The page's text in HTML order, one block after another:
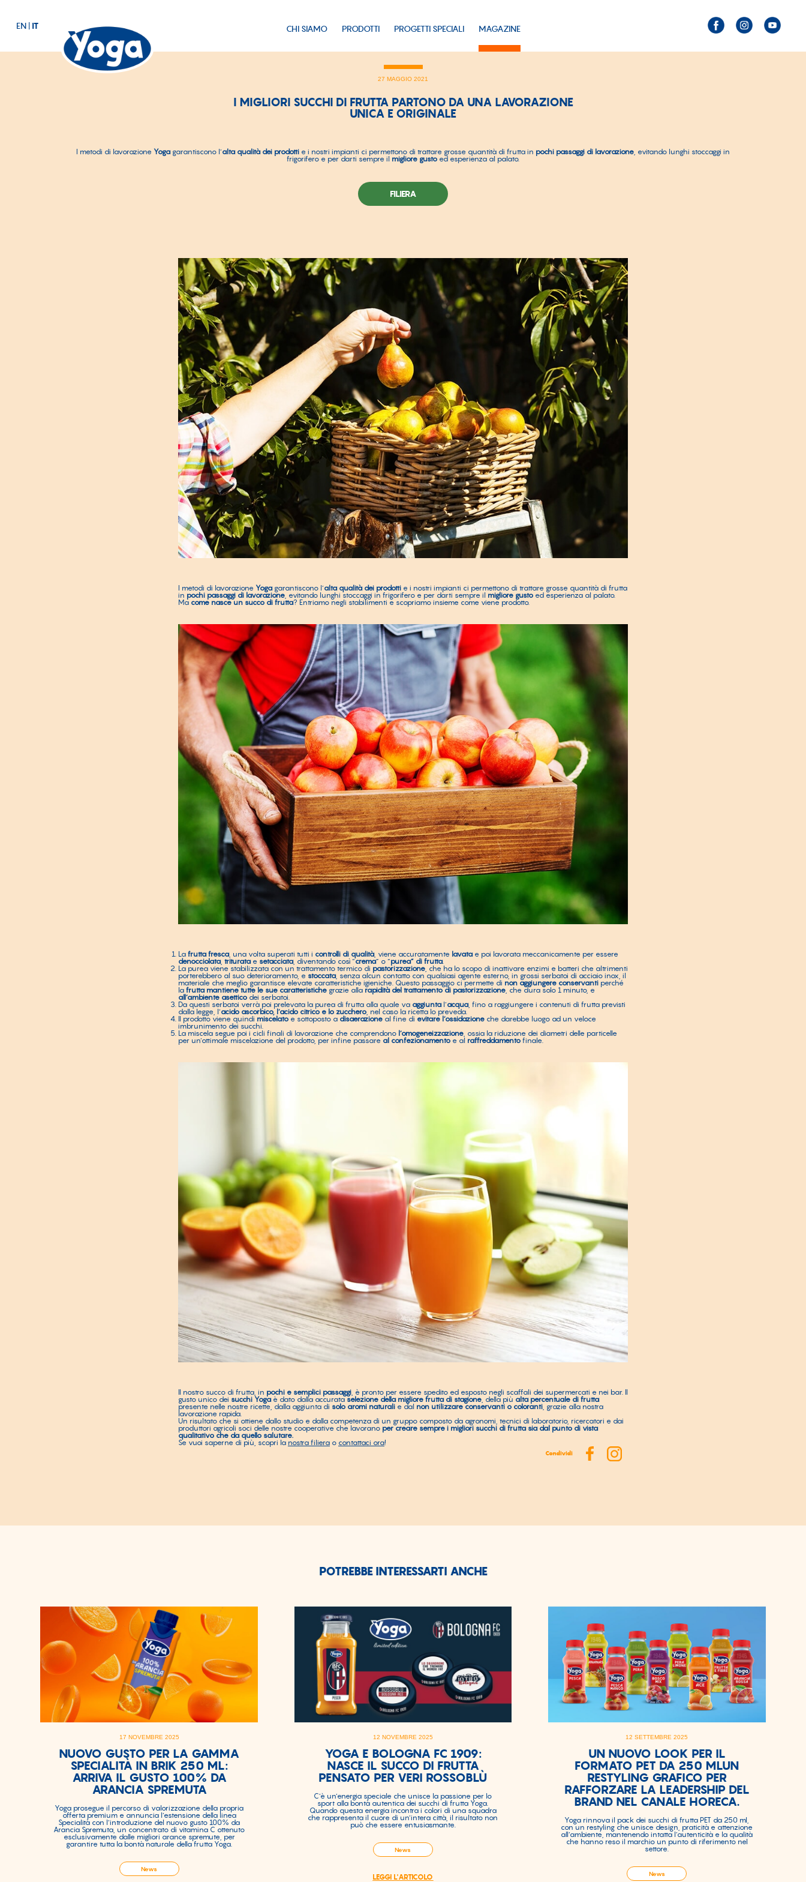
EN| IT CHI SIAMO PRODOTTI PROGETTI SPECIALI MAGAZINE
27 MAGGIO 2021
I MIGLIORI SUCCHI DI FRUTTA PARTONO DA UNA LAVORAZIONE
UNICA E ORIGINALE
I metodi di lavorazione Yogagarantiscono l’alta qualità dei prodotti e i nostri impianti ci permettono di trattare grosse quantità di frutta in pochi passaggi di lavorazione , evitando lunghi stoccaggi in
frigorifero e per darti sempre il migliore gusto ed esperienza al palato.
FILIERA
I metodi di lavorazione Yogagarantiscono l’alta qualità dei prodotti e i nostri impianti ci permettono di trattare grosse quantità di frutta
in pochi passaggi di lavorazione , evitando lunghi stoccaggi in frigorifero e per darti sempre il migliore gusto ed esperienza al palato.
Ma come nasce un succo di frutta? Entriamo negli stabilimenti e scopriamo insieme come viene prodotto.
La frutta fresca, una volta superati tutti i controlli di qualità, viene accuratamente lavatae poi lavorata meccanicamente per essere
denocciolata, trituratae setacciata, diventando così “crema” o “purea” di frutta.
La purea viene stabilizzata con un trattamento termico di pastorizzazione , che ha lo scopo di inattivare enzimi e batteri che altrimenti
porterebbero al suo deterioramento, e stoccata, senza alcun contatto con qualsiasi agente esterno, in grossi serbatoi di acciaio inox, il
materiale che meglio garantisce elevate caratteristiche igieniche. Questo passaggio ci permette di non aggiungere conservanti perché
la frutta mantiene tutte le sue caratteristiche grazie alla rapidità del trattamento di pastorizzazione , che dura solo 1 minuto, e
all’ambiente asettico dei serbatoi.
Da questi serbatoi verrà poi prelevata la purea di frutta alla quale va aggiunta l’acqua, fino a raggiungere i contenuti di frutta previsti
dalla legge, l’acido ascorbico, l’acido citrico e lo zucchero , nel caso la ricetta lo preveda.
Il prodotto viene quindi miscelato e sottoposto a disaerazione al fine di evitare l’ossidazione che darebbe luogo ad un veloce
imbrunimento dei succhi.
La miscela segue poi i cicli finali di lavorazione che comprendono l’omogeneizzazione , ossia la riduzione dei diametri delle particelle
per un’ottimale miscelazione del prodotto, per infine passare al confezionamento e al raffreddamento finale.
Il nostro succo di frutta, in pochi e semplici passaggi , è pronto per essere spedito ed esposto negli scaffali dei supermercati e nei bar. Il
gusto unico dei succhi Yogaè dato dalla accurataselezione della migliore frutta di stagione , della più alta percentuale di frutta
presente nelle nostre ricette, dalla aggiunta di solo aromi naturali e dal non utilizzare conservanti o coloranti , grazie alla nostra
lavorazione rapida.
Un risultato che si ottiene dallo studio e dalla competenza di un gruppo composto da agronomi, tecnici di laboratorio, ricercatori e dai
produttori agricoli soci delle nostre cooperative che lavorano per creare sempre i migliori succhi di frutta sia dal punto di vista
qualitativo che da quello salutare.
Se vuoi saperne di più, scopri la nostra filiera o contattaci ora!
Condividi
POTREBBE INTERESSARTI ANCHE
17 NOVEMBRE 2025
NUOVO GUSTO PER LA GAMMA
SPECIALITÀ IN BRIK 250 ML:
ARRIVA IL GUSTO 100% DA
ARANCIA SPREMUTA
Yoga prosegue il percorso di valorizzazione della propria
offerta premium e annuncia l’estensione della linea
Specialità con l’introduzione del nuovo gusto 100% da
Arancia Spremuta, un concentrato di vitamina C ottenuto
esclusivamente dalle migliori arance spremute, per
garantire tutta la bontà naturale della frutta Yoga.
News
12 NOVEMBRE 2025
YOGA E BOLOGNA FC 1909:
NASCE IL SUCCO DI FRUTTA
PENSATO PER VERI ROSSOBLÙ
C’è un’energia speciale che unisce la passione per lo
sport alla bontà autentica dei succhi di frutta Yoga.
Quando questa energia incontra i colori di una squadra
che rappresenta il cuore di un’intera città, il risultato non
può che essere entusiasmante.
News
LEGGI L'ARTICOLO
12 SETTEMBRE 2025
UN NUOVO LOOK PER IL
FORMATO PET DA 250 MLUN
RESTYLING GRAFICO PER
RAFFORZARE LA LEADERSHIP DEL
BRAND NEL CANALE HORECA.
Yoga rinnova il pack dei succhi di frutta PET da 250 ml,
con un restyling che unisce design, praticità e attenzione
all’ambiente, mantenendo intatta l’autenticità e la qualità
che hanno reso il marchio un punto di riferimento nel
settore.
News